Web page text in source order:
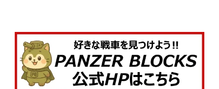
がございました場合は、お問い合わせ
フォームよりご連絡いただけました
いただいております。 今後はより安
心して組み立てをお楽しみいただける
よう、品質管理の向上に努めてまいり